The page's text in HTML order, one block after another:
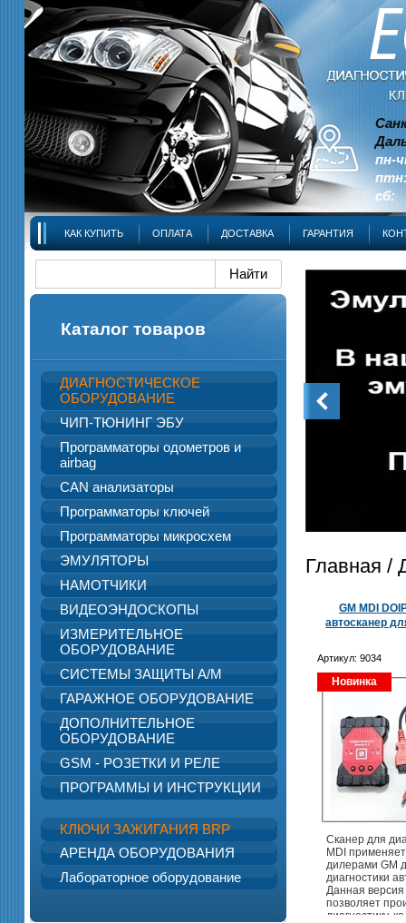
пн-
сб:
КАК КУПИТЬ ОПЛАТА ДОСТАВКА ГАРАНТИЯ
Каталог товаров
ДИАГНОСТИЧЕСКОЕ
ОБОРУДОВАНИЕ
ЧИП-ТЮНИНГ ЭБУ
Программаторы одометров и
airbag
CAN анализаторы
Программаторы ключей
Программаторы микросхем
ЭМУЛЯТОРЫ
НАМОТЧИКИ
ВИДЕОЭНДОСКОПЫ
ИЗМЕРИТЕЛЬНОЕ
ОБОРУДОВАНИЕ
СИСТЕМЫ ЗАЩИТЫ А/М
ГАРАЖНОЕ ОБОРУДОВАНИЕ
ДОПОЛНИТЕЛЬНОЕ
ОБОРУДОВАНИЕ
GSM - РОЗЕТКИ И РЕЛЕ
ПРОГРАММЫ И ИНСТРУКЦИИ
КЛЮЧИ ЗАЖИГАНИЯ BRP
АРЕНДА ОБОРУДОВАНИЯ
Лабораторное оборудование
Главная /
GM MDI
автосканер
Артикул: 9034
Новинка
Сканер для
MDI
дилерами GM
диагностики
Данная версия
позволяет
диагностику,